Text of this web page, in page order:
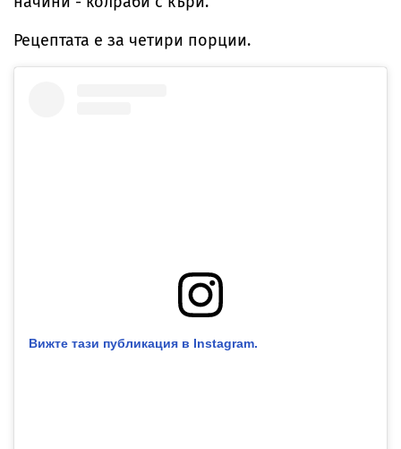
Рецептата е за четири порции.
Вижте тази публикация в Instagram.